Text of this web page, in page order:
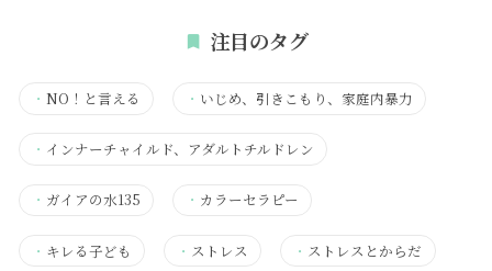
注目のタグ
・ NO！と言える ・ いじめ、引きこもり、家庭内暴力
・ インナーチャイルド、アダルトチルドレン
・ ガイアの水135 ・ カラーセラピー
・ キレる子ども ・ ストレス ・ ストレスとからだ